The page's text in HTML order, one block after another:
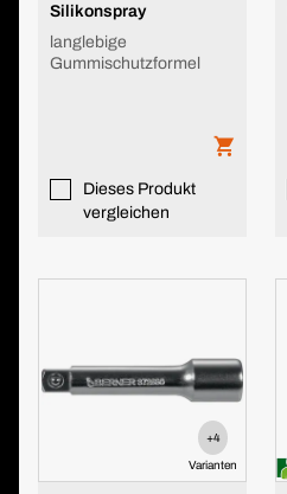
Silikonspray
langlebige
Gummischutzformel
Dieses Produkt
vergleichen
+4
Varianten